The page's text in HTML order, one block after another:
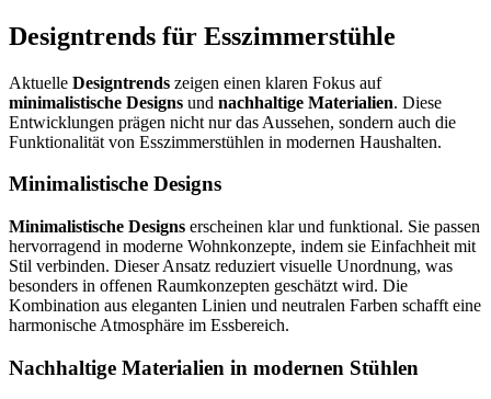
Designtrends für Esszimmerstühle
Aktuelle Designtrends zeigen einen klaren Fokus auf
minimalistische Designs und nachhaltige Materialien. Diese
Entwicklungen prägen nicht nur das Aussehen, sondern auch die
Funktionalität von Esszimmerstühlen in modernen Haushalten.
Minimalistische Designs
Minimalistische Designs erscheinen klar und funktional. Sie passen
hervorragend in moderne Wohnkonzepte, indem sie Einfachheit mit
Stil verbinden. Dieser Ansatz reduziert visuelle Unordnung, was
besonders in offenen Raumkonzepten geschätzt wird. Die
Kombination aus eleganten Linien und neutralen Farben schafft eine
harmonische Atmosphäre im Essbereich.
Nachhaltige Materialien in modernen Stühlen